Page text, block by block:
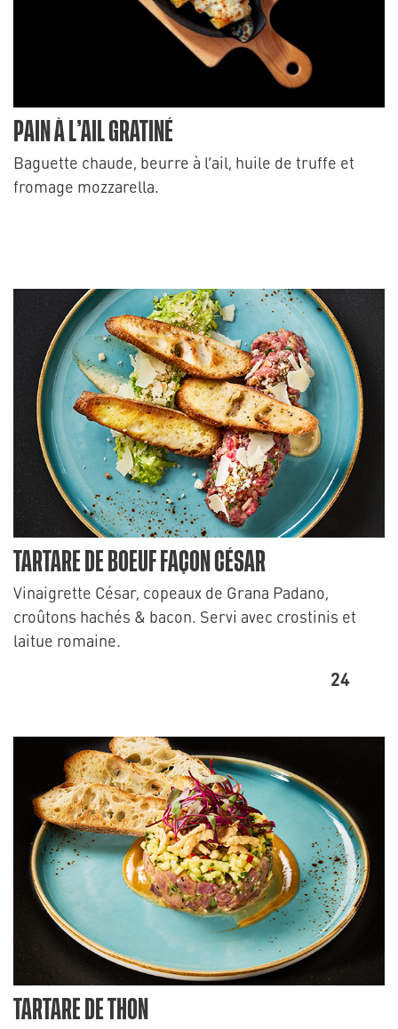
PAIN À L’AIL GRATINÉ
Baguette chaude, beurre à l’ail, huile de truffe et
fromage mozzarella.
TARTARE DE BOEUF FAÇON CÉSAR
Vinaigrette César, copeaux de Grana Padano,
croûtons hachés & bacon. Servi avec crostinis et
laitue romaine.
24
TARTARE DE THON